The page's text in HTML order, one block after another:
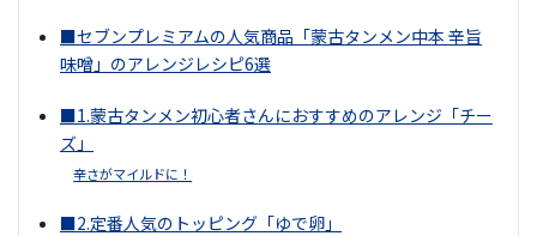
■セブンプレミアムの人気商品「蒙古タンメン中本 辛旨
味噌」のアレンジレシピ6選
■1.蒙古タンメン初心者さんにおすすめのアレンジ「チー
ズ」
辛さがマイルドに！
■2.定番人気のトッピング「ゆで卵」